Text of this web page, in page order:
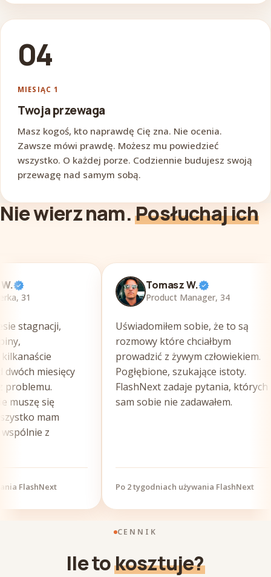
04
MIESIĄC 1
Twoja przewaga
Masz kogoś, kto naprawdę Cię zna. Nie ocenia.
Zawsze mówi prawdę. Możesz mu powiedzieć
wszystko. O każdej porze. Codziennie budujesz swoją
przewagę nad samym sobą.
Nie wierz nam.Posłuchaj ich
miesięcy
się
mam
z
Tomasz W.
Product Manager, 34
Uświadomiłem sobie, że to są
rozmowy które chciałbym
prowadzić z żywym człowiekiem.
Pogłębione, szukające istoty.
FlashNext zadaje pytania, których
sam sobie nie zadawałem.
Po 2 tygodniach używania FlashNext
CENNIK
Ile tokosztuje?